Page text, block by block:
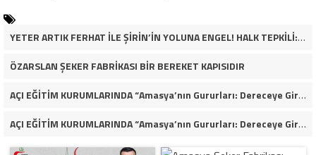
YETER ARTIK FERHAT İLE ŞİRİN’İN YOLUNA ENGEL! HALK TEPKİLİ: “YOLU KAPATMAK ÇÖZÜM DEĞİL, GÖREVİNİ YAP!”
ÖZARSLAN ŞEKER FABRİKASI BİR BEREKET KAPISIDIR
AÇI EĞİTİM KURUMLARINDA “Amasya’nın Gururları: Dereceye Giren Öğrenciler İçin Anlamlı Tören”
AÇI EĞİTİM KURUMLARINDA “Amasya’nın Gururları: Dereceye Giren Öğrenciler İçin Anlamlı Tören”